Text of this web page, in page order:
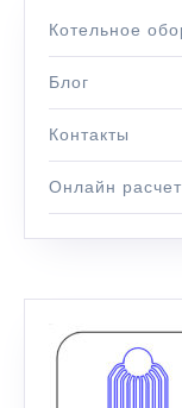
Котельное
Блог
Контакты
Онлайн